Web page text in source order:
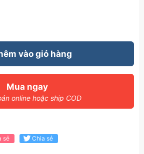
vào giỏ hàng
Mua ngay
online hoặc ship COD
sẻ Chia sẻ